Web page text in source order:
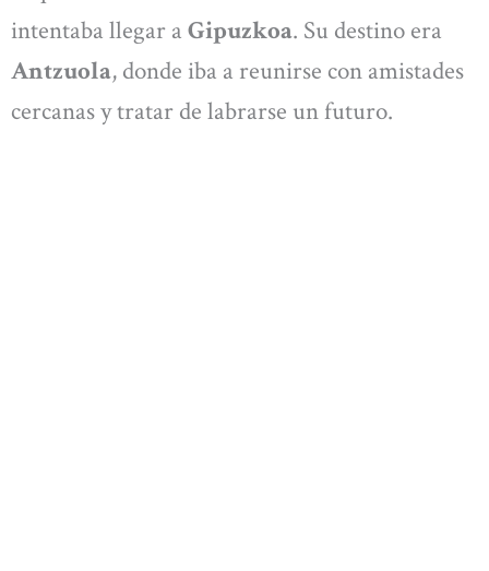
intentaba llegar a Gipuzkoa. Su destino era
Antzuola, donde iba a reunirse con amistades
cercanas y tratar de labrarse un futuro.